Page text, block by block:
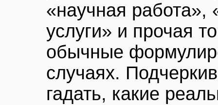
«научная работа»,
услуги» и прочая
обычные
случаях.
гадать, какие